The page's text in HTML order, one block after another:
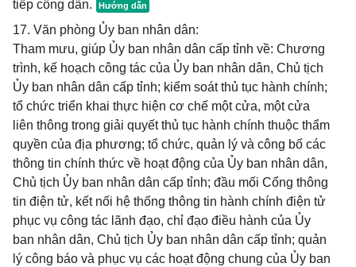
tiếp công dân.
17. Văn phòng Ủy ban nhân dân:
Tham mưu, giúp Ủy ban nhân dân cấp tỉnh về: Chương
trình, kế hoạch công tác của Ủy ban nhân dân, Chủ tịch
Ủy ban nhân dân cấp tỉnh; kiểm soát thủ tục hành chính;
tổ chức triển khai thực hiện cơ chế một cửa, một cửa
liên thông trong giải quyết thủ tục hành chính thuộc thẩm
quyền của địa phương; tổ chức, quản lý và công bố các
thông tin chính thức về hoạt động của Ủy ban nhân dân,
Chủ tịch Ủy ban nhân dân cấp tỉnh; đầu mối Cổng thông
tin điện tử, kết nối hệ thống thông tin hành chính điện tử
phục vụ công tác lãnh đạo, chỉ đạo điều hành của Ủy
ban nhân dân, Chủ tịch Ủy ban nhân dân cấp tỉnh; quản
lý công báo và phục vụ các hoạt động chung của Ủy ban